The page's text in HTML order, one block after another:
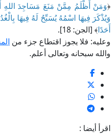
﴿وَمَنْ أَظْلَمُ مِمَّنْ مَنَعَ مَسَاجِدَ اللهِ
وَيُذْكَرَ فِيهَا اسْمُهُ يُسَبِّحُ لَهُ فِيهَا
أَحَدًا﴾ [الجن: 18].
وعليه: فلا يجوز اقتطاع جزء من
والله سبحانه وتعالى أعلم.
اقرأ أيضا :